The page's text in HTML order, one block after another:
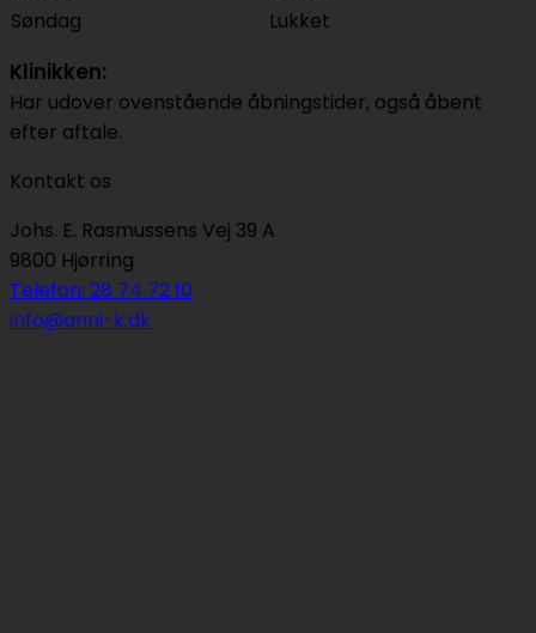
Søndag
Lukket
Klinikken:
Har udover ovenstående åbningstider, også åbent
efter aftale.
Kontakt os
Johs. E. Rasmussens Vej 39 A
9800 Hjørring
Telefon: 28 74 72 10
info@anni-k.dk